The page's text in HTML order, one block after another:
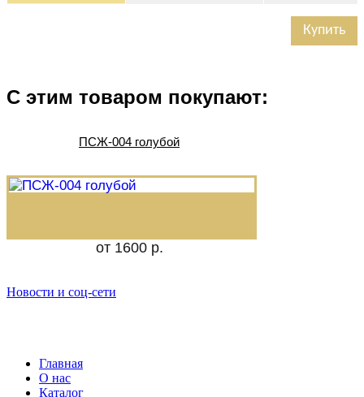
Купить
С этим товаром покупают:
ПСЖ-004 голубой
от 1600 р.
Новости и соц-сети
Главная
О нас
Каталог